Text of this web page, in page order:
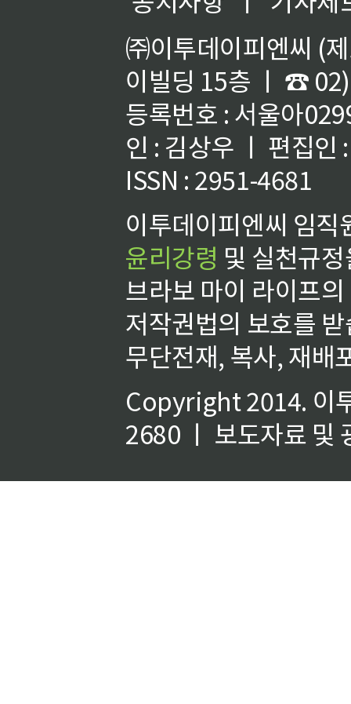
㈜이투데이피엔씨 (
이빌딩 15층 ㅣ ☎
등록번호 : 서울아
인 : 김상우 ㅣ 편집인
ISSN : 2951-4681
이투데이피엔씨 임
윤리강령 및 실천규
브라보 마이 라이프
저작권법의 보호를
무단전재, 복사, 재배
Copyright 2014. 이
2680 ㅣ 보도자료